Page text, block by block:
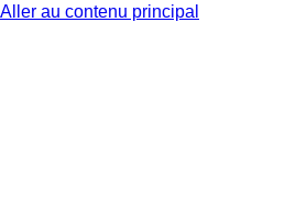
Aller au contenu principal